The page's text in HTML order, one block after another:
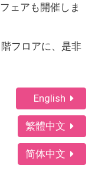
ェアも開催しま
フロアに、是非
English
繁體中文
简体中文